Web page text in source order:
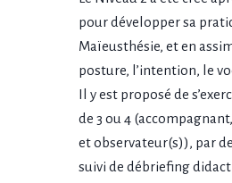
pour développer sa
Maïeusthésie, et en
posture, l’intention, le
Il y est proposé de
de 3 ou 4
et observateur(s)), par
suivi de débriefing